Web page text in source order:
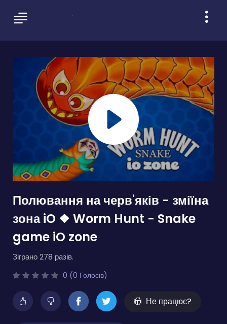
Полювання на черв'яків - зміїна
зона iO ❖ Worm Hunt - Snake
game iO zone
Зіграно 278 разів.
0 (0 Голосів)
Не працює?